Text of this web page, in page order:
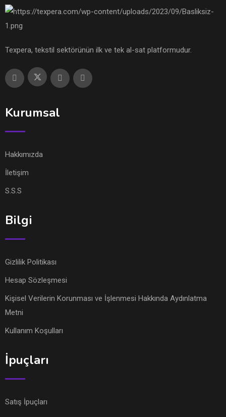
Texpera, tekstil sektörünün ilk ve tek al-sat platformudur.
Kurumsal
Hakkımızda
İletişim
S.S.S
Bilgi
Gizlilik Politikası
Hesap Sözleşmesi
Kişisel Verilerin Korunması ve İşlenmesi Hakkında Aydınlatma
Metni
Kullanım Koşulları
İpuçları
Satış İpuçları